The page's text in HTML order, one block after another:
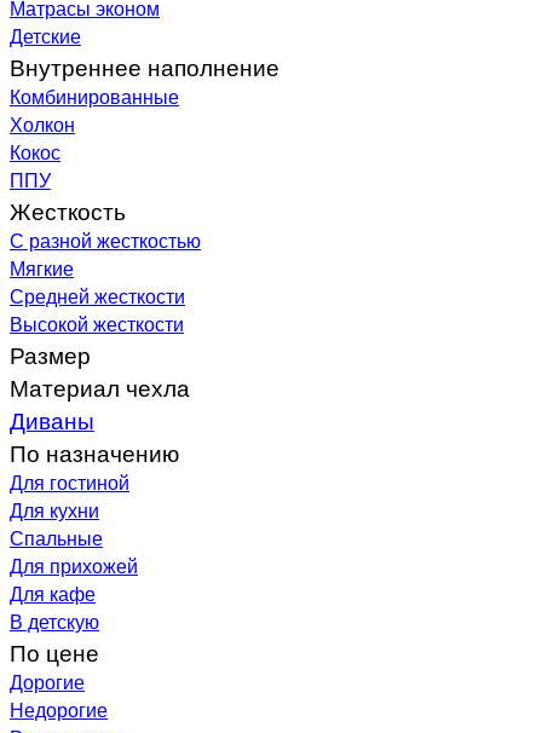
Матрасы эконом
Детские
Внутреннее наполнение
Комбинированные
Холкон
Кокос
ППУ
Жесткость
С разной жесткостью
Мягкие
Средней жесткости
Высокой жесткости
Размер
Материал чехла
Диваны
По назначению
Для гостиной
Для кухни
Спальные
Для прихожей
Для кафе
В детскую
По цене
Дорогие
Недорогие